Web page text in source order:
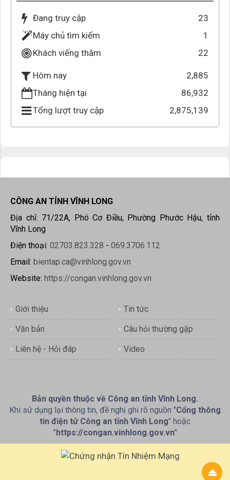
Đang truy cập
23
Máy chủ tìm kiếm
1
Khách viếng thăm
22
Hôm nay
2,885
Tháng hiện tại
86,932
Tổng lượt truy cập
2,875,139
CÔNG AN TỈNH VĨNH LONG
Địa chỉ: 71/22A, Phó Cơ Điều, Phường Phước Hậu, tỉnh
Vĩnh Long
Điện thoại: 02703.823.328 - 069.3706.112
Email: bientap.ca@vinhlong.gov.vn
Website: https://congan.vinhlong.gov.vn
Giới thiệu Tin tức
Văn bản Câu hỏi thường gặp
Liên hệ - Hỏi đáp Video
Bản quyền thuộc về Công an tỉnh Vĩnh Long.
Khi sử dụng lại thông tin, đề nghị ghi rõ nguồn "Cổng thông
tin điện tử Công an tỉnh Vĩnh Long" hoặc
"https://congan.vinhlong.gov.vn"